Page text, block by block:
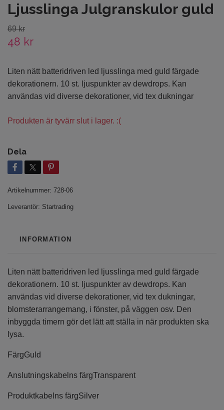
Ljusslinga Julgranskulor guld
69 kr
48 kr
Liten nätt batteridriven led ljusslinga med guld färgade
dekorationern. 10 st. ljuspunkter av dewdrops. Kan
användas vid diverse dekorationer, vid tex dukningar
Produkten är tyvärr slut i lager. :(
Dela
Artikelnummer: 728-06
Leverantör: Startrading
INFORMATION
Liten nätt batteridriven led ljusslinga med guld färgade
dekorationern. 10 st. ljuspunkter av dewdrops. Kan
användas vid diverse dekorationer, vid tex dukningar,
blomsterarrangemang, i fönster, på väggen osv. Den
inbyggda timern gör det lätt att ställa in när produkten ska
lysa.
FärgGuld
Anslutningskabelns färgTransparent
Produktkabelns färgSilver